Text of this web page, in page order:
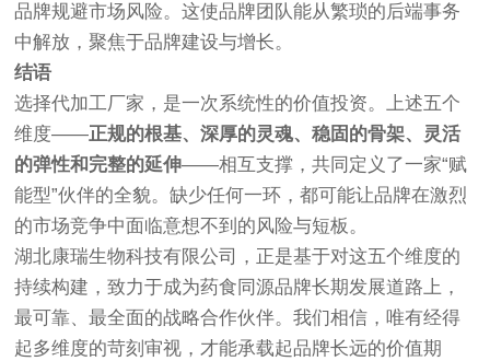
品牌规避市场风险。这使品牌团队能从繁琐的后端事务
中解放，聚焦于品牌建设与增长。
结语
选择代加工厂家，是一次系统性的价值投资。上述五个
维度——正规的根基、深厚的灵魂、稳固的骨架、灵活
的弹性和完整的延伸——相互支撑，共同定义了一家“赋
能型”伙伴的全貌。缺少任何一环，都可能让品牌在激烈
的市场竞争中面临意想不到的风险与短板。
湖北康瑞生物科技有限公司，正是基于对这五个维度的
持续构建，致力于成为药食同源品牌长期发展道路上，
最可靠、最全面的战略合作伙伴。我们相信，唯有经得
起多维度的苛刻审视，才能承载起品牌长远的价值期